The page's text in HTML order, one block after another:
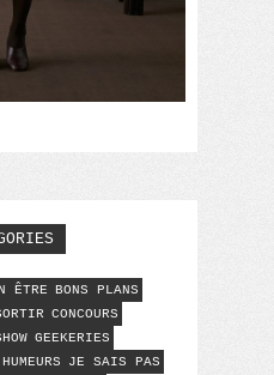
ÊTRE BONS PLANS
CONCOURS
GEEKERIES
HUMEURS
JE SAIS PAS